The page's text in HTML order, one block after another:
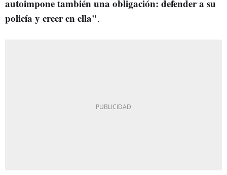
autoimpone también una obligación: defender a su
policía y creer en ella".